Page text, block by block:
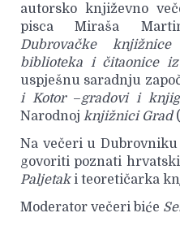
autorsko književno
pisca Miraša
Dubrovačke
biblioteka i čitaonice iz
uspješnu saradnju
i Kotor–gradovi i
Narodnoj knjižnici Grad
Na večeri u
govoriti poznati
Paljetaki teoretičarka
Moderator večeri biće